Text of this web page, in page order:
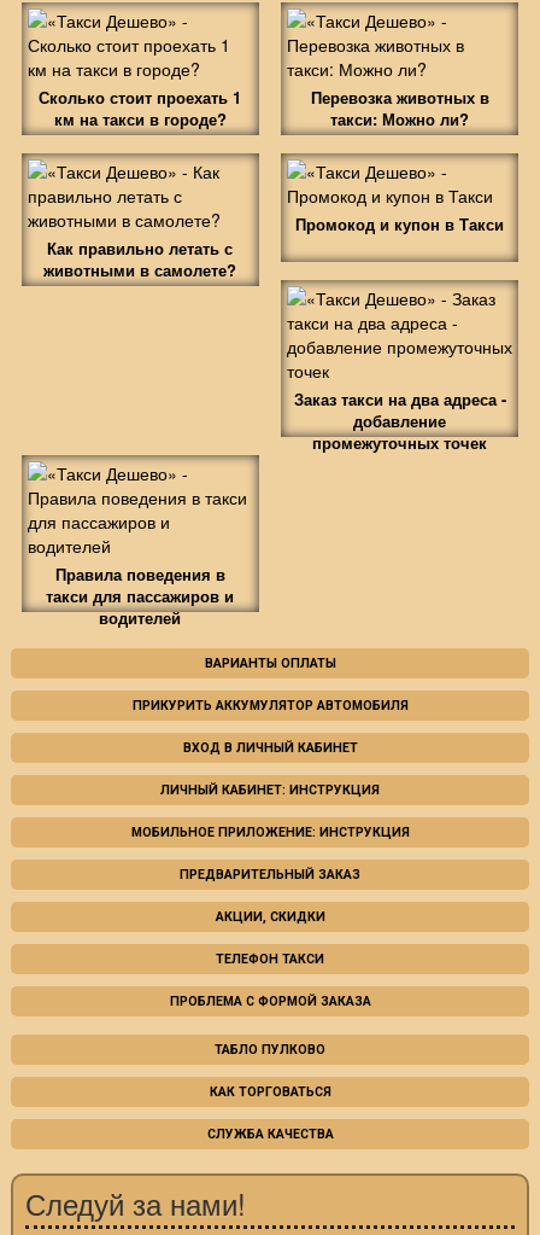
Сколько стоит проехать 1
км на такси в городе?
Перевозка животных в
такси: Можно ли?
Как правильно летать с
животными в самолете?
Промокод и купон в Такси
Заказ такси на два адреса -
добавление
промежуточных точек
Правила поведения в
такси для пассажиров и
водителей
ВАРИАНТЫ ОПЛАТЫ
ПРИКУРИТЬ АККУМУЛЯТОР АВТОМОБИЛЯ
ВХОД В ЛИЧНЫЙ КАБИНЕТ
ЛИЧНЫЙ КАБИНЕТ: ИНСТРУКЦИЯ
МОБИЛЬНОЕ ПРИЛОЖЕНИЕ: ИНСТРУКЦИЯ
ПРЕДВАРИТЕЛЬНЫЙ ЗАКАЗ
АКЦИИ, СКИДКИ
ТЕЛЕФОН ТАКСИ
ПРОБЛЕМА С ФОРМОЙ ЗАКАЗА
ТАБЛО ПУЛКОВО
КАК ТОРГОВАТЬСЯ
СЛУЖБА КАЧЕСТВА
Следуй за нами!